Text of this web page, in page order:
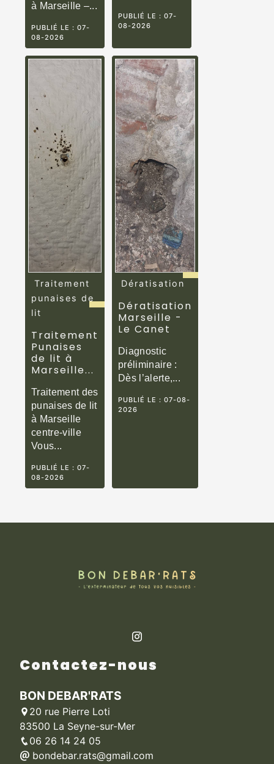
à Marseille –...
PUBLIÉ LE : 07-
08-2026
PUBLIÉ LE : 07-
08-2026
Traitement
punaises de
lit
Traitement
Punaises
de lit à
Marseille...
Traitement des
punaises de lit
à Marseille
centre-ville
Vous...
PUBLIÉ LE : 07-
08-2026
Dératisation
Dératisation
Marseille -
Le Canet
Diagnostic
préliminaire :
Dès l’alerte,...
PUBLIÉ LE : 07-08-
2026
Contactez-nous
BON DEBAR'RATS
20 rue Pierre Loti
83500 La Seyne-sur-Mer
06 26 14 24 05
bondebar.rats@gmail.com